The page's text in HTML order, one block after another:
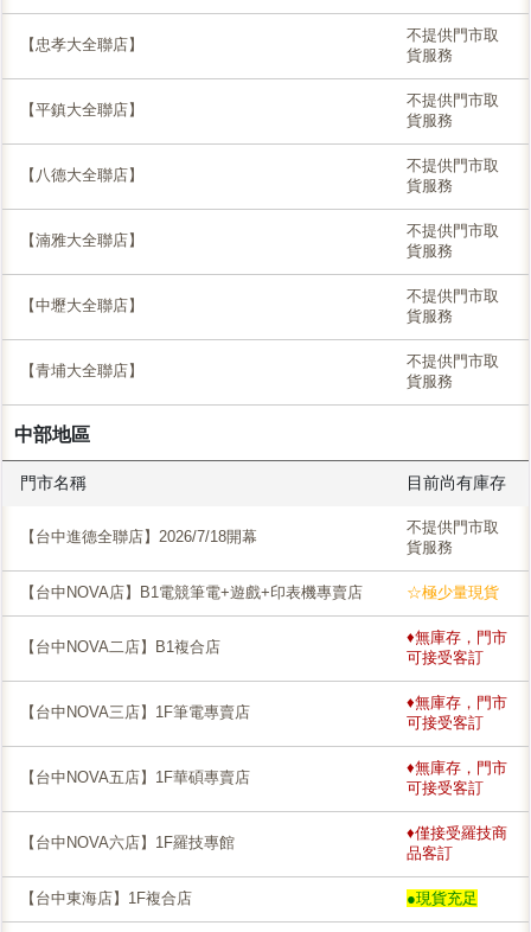
【忠孝大全聯店】
不提供門市取
貨服務
【平鎮大全聯店】
不提供門市取
貨服務
【八德大全聯店】
不提供門市取
貨服務
【湳雅大全聯店】
不提供門市取
貨服務
【中壢大全聯店】
不提供門市取
貨服務
【青埔大全聯店】
不提供門市取
貨服務
中部地區
門市名稱 目前尚有庫存
【台中進德全聯店】2026/7/18開幕
不提供門市取
貨服務
【台中NOVA店】B1電競筆電+遊戲+印表機專賣店 ☆極少量現貨
【台中NOVA二店】B1複合店
♦無庫存，門市
可接受客訂
【台中NOVA三店】1F筆電專賣店
♦無庫存，門市
可接受客訂
【台中NOVA五店】1F華碩專賣店
♦無庫存，門市
可接受客訂
【台中NOVA六店】1F羅技專館
♦僅接受羅技商
品客訂
【台中東海店】1F複合店 ●現貨充足